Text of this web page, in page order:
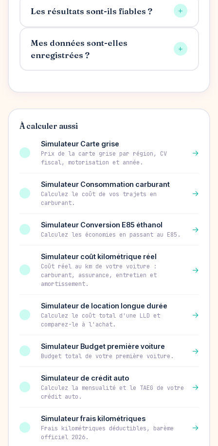
Les résultats sont-ils fiables ? +
Mes données sont-elles
enregistrées ?
+
À calculer aussi
Simulateur Carte grise
Prix de la carte grise par région, CV
fiscal, motorisation et année.
→
Simulateur Consommation carburant
Calculez le coût de vos trajets en
carburant.
→
Simulateur Conversion E85 éthanol
Calculez les économies en passant au E85.
→
Simulateur coût kilométrique réel
Coût réel au km de votre voiture :
carburant, assurance, entretien et
amortissement.
→
Simulateur de location longue durée
Calculez le coût total d'une LLD et
comparez-le à l'achat.
→
Simulateur Budget première voiture
Budget total de votre première voiture.
→
Simulateur de crédit auto
Calculez la mensualité et le TAEG de votre
crédit auto.
→
Simulateur frais kilométriques
Frais kilométriques déductibles, barème
officiel 2026.
→